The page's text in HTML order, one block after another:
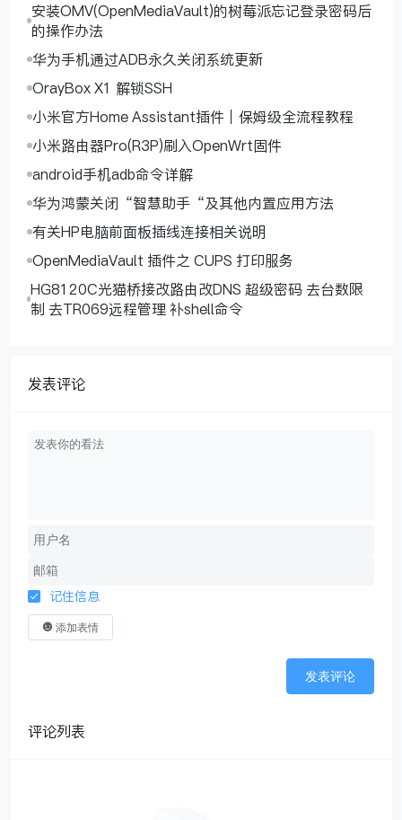
安装OMV(OpenMediaVault)的树莓派忘记登录密码后
的操作办法
华为手机通过ADB永久关闭系统更新
OrayBox X1 解锁SSH
小米官方Home Assistant插件｜保姆级全流程教程
小米路由器Pro(R3P)刷入OpenWrt固件
android手机adb命令详解
华为鸿蒙关闭“智慧助手“及其他内置应用方法
有关HP电脑前面板插线连接相关说明
OpenMediaVault 插件之 CUPS 打印服务
HG8120C光猫桥接改路由改DNS 超级密码 去台数限
制 去TR069远程管理 补shell命令
发表评论
记住信息
添加表情
发表评论
评论列表